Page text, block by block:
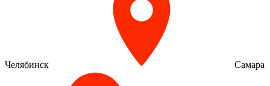
Челябинск Самара